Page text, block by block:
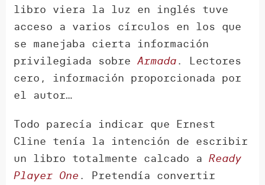
libro viera la luz en inglés tuve
acceso a varios círculos en los que
se manejaba cierta información
privilegiada sobreArmada. Lectores
cero, información proporcionada por
el autor…
Todo parecía indicar que Ernest
Cline tenía la intención de escribir
un libro totalmente calcado aReady
Player One . Pretendía convertir